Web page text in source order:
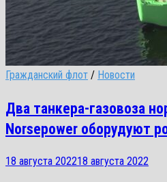
Гражданский флот / Новости
Два танкера-газовоза
Norsepower оборудуют
18 августа 202218 августа 2022